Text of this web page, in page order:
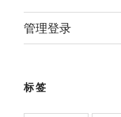
管理登录
标签